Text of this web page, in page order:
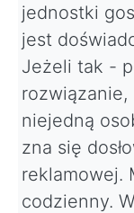
jednostki
jest
Jeżeli tak -
niejedną
zna się
reklamowej.
codzienny.